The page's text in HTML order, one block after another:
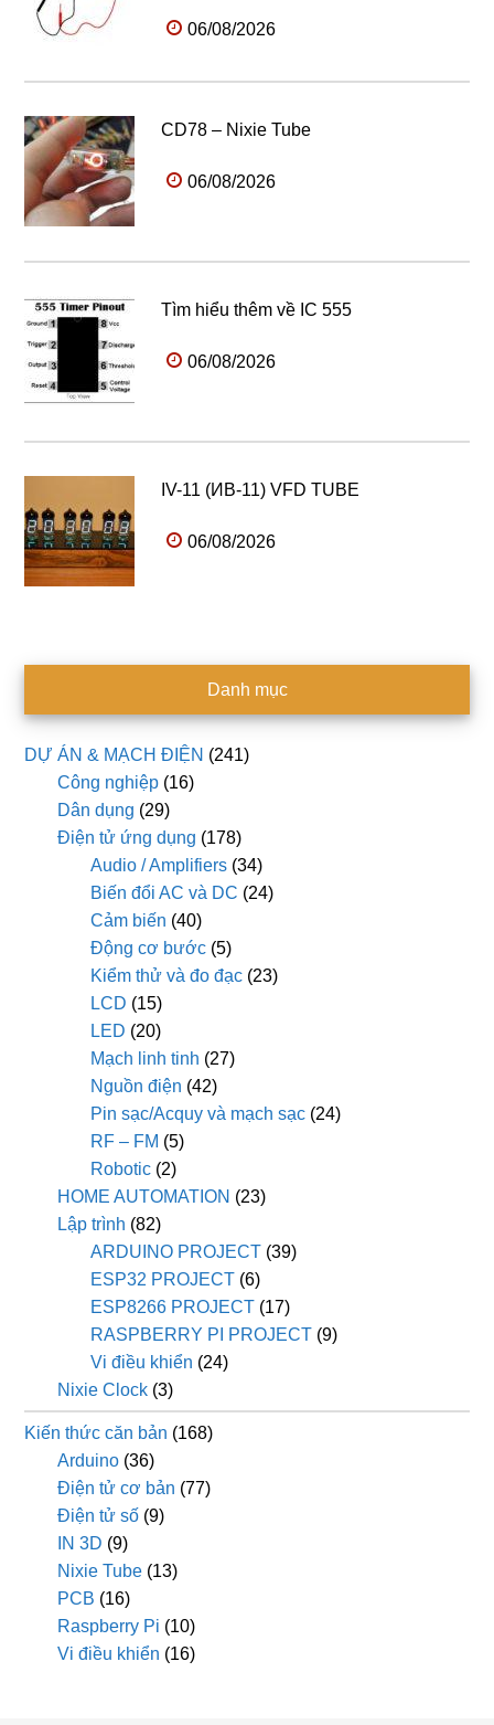
06/08/2026
CD78 – Nixie Tube
06/08/2026
Tìm hiểu thêm về IC 555
06/08/2026
IV-11 (ИB-11) VFD TUBE
06/08/2026
Danh mục
DỰ ÁN & MẠCH ĐIỆN (241)
Công nghiệp (16)
Dân dụng (29)
Điện tử ứng dụng (178)
Audio / Amplifiers (34)
Biến đổi AC và DC (24)
Cảm biến (40)
Động cơ bước (5)
Kiểm thử và đo đạc (23)
LCD (15)
LED (20)
Mạch linh tinh (27)
Nguồn điện (42)
Pin sạc/Acquy và mạch sạc (24)
RF – FM (5)
Robotic (2)
HOME AUTOMATION (23)
Lập trình (82)
ARDUINO PROJECT (39)
ESP32 PROJECT (6)
ESP8266 PROJECT (17)
RASPBERRY PI PROJECT (9)
Vi điều khiển (24)
Nixie Clock (3)
Kiến thức căn bản (168)
Arduino (36)
Điện tử cơ bản (77)
Điện tử số (9)
IN 3D (9)
Nixie Tube (13)
PCB (16)
Raspberry Pi (10)
Vi điều khiển (16)